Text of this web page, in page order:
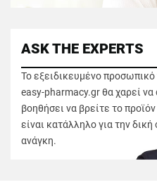
ASK THE EXPERTS
Το εξειδικευμένο προσωπικό
easy-pharmacy.gr θα χαρεί να
βοηθήσει να βρείτε το
είναι κατάλληλο για την δική
ανάγκη.